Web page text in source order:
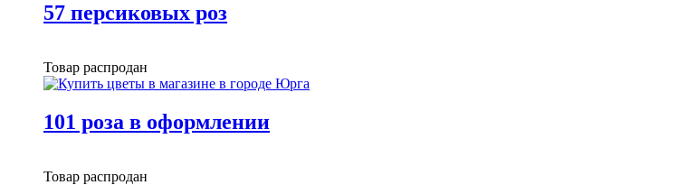
57 персиковых роз
Товар распродан
101 роза в оформлении
Товар распродан